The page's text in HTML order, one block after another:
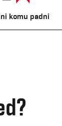
komu padni